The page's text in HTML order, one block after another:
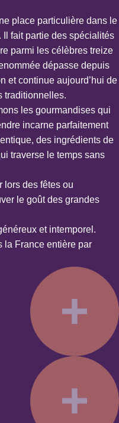
place particulière dans le
fait partie des spécialités
parmi les célèbres treize
dépasse depuis
et continue aujourd’hui de
traditionnelles.
les gourmandises qui
incarne parfaitement
des ingrédients de
traverse le temps sans
lors des fêtes ou
le goût des grandes
et intemporel.
la France entière par
Sans conservateur ni
Sans lait